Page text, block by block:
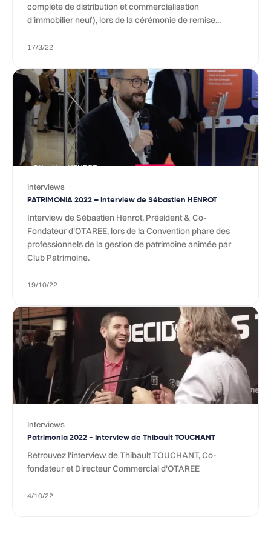
complète de distribution et commercialisation
d'immobilier neuf), lors de la cérémonie de remise...
17/3/22
Interviews
PATRIMONIA 2022 – Interview de Sébastien HENROT
Interview de Sébastien Henrot, Président & Co-
Fondateur d'OTAREE, lors de la Convention phare des
professionnels de la gestion de patrimoine animée par
Club Patrimoine.
19/10/22
Interviews
Patrimonia 2022 - Interview de Thibault TOUCHANT
Retrouvez l'interview de Thibault TOUCHANT, Co-
fondateur et Directeur Commercial d'OTAREE
4/10/22